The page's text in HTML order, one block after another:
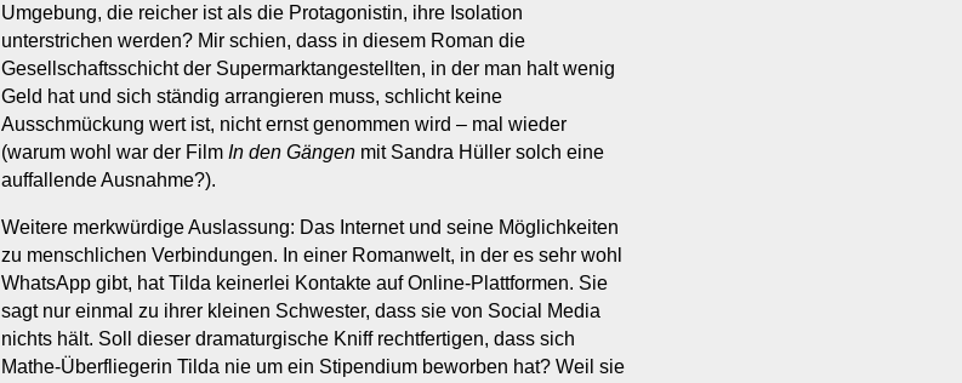
Umgebung, die reicher ist als die Protagonistin, ihre Isolation
unterstrichen werden? Mir schien, dass in diesem Roman die
Gesellschaftsschicht der Supermarktangestellten, in der man halt wenig
Geld hat und sich ständig arrangieren muss, schlicht keine
Ausschmückung wert ist, nicht ernst genommen wird – mal wieder
(warum wohl war der Film In den Gängen mit Sandra Hüller solch eine
auffallende Ausnahme?).
Weitere merkwürdige Auslassung: Das Internet und seine Möglichkeiten
zu menschlichen Verbindungen. In einer Romanwelt, in der es sehr wohl
WhatsApp gibt, hat Tilda keinerlei Kontakte auf Online-Plattformen. Sie
sagt nur einmal zu ihrer kleinen Schwester, dass sie von Social Media
nichts hält. Soll dieser dramaturgische Kniff rechtfertigen, dass sich
Mathe-Überfliegerin Tilda nie um ein Stipendium beworben hat? Weil sie